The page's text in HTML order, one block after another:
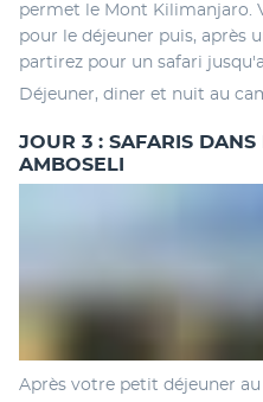
permet le Mont Kilimanjaro.
pour le déjeuner puis, après
partirez pour un safari
Déjeuner, diner et nuit au
JOUR 3 : SAFARIS
AMBOSELI
Après votre petit déjeuner